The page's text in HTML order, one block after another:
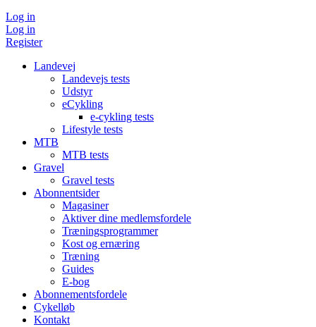
Log in
Log in
Register
Landevej
Landevejs tests
Udstyr
eCykling
e-cykling tests
Lifestyle tests
MTB
MTB tests
Gravel
Gravel tests
Abonnentsider
Magasiner
Aktiver dine medlemsfordele
Træningsprogrammer
Kost og ernæring
Træning
Guides
E-bog
Abonnementsfordele
Cykelløb
Kontakt